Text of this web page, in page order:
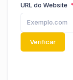
URL do Website
Verificar